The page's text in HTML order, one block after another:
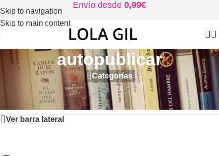
Skip to navigation
Skip to main content
Envío desde 0,99€
autopublicar
Categorías
Productos etiquetados “autopublicar”
Mostrando el único resultado
Ver barra lateral